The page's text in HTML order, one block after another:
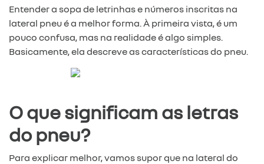
Entender a sopa de letrinhas e números inscritas na
lateral pneu é a melhor forma. À primeira vista, é um
pouco confusa, mas na realidade é algo simples.
Basicamente, ela descreve as características do pneu.
O que significam as letras
do pneu?
Para explicar melhor, vamos supor que na lateral do